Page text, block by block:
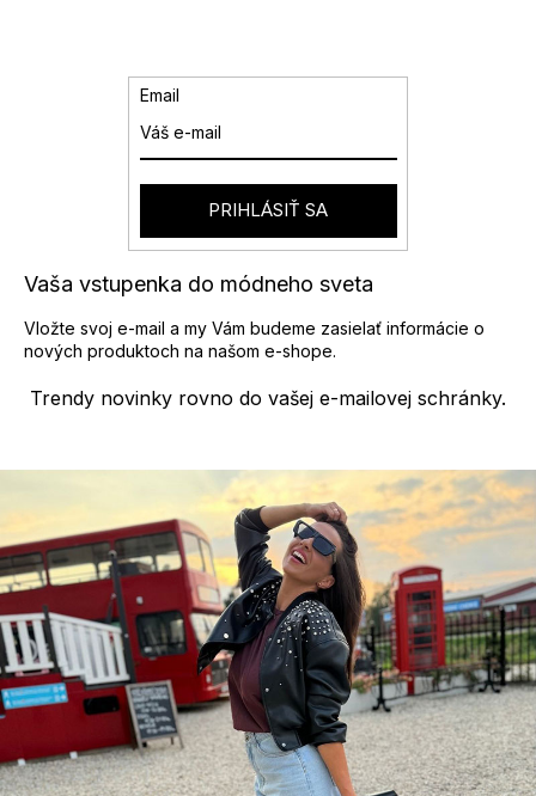
Trendy novinky rovno do vašej e-mailovej schránky.
Vaša vstupenka do módneho sveta
Vložte svoj e-mail a my Vám budeme zasielať informácie o
nových produktoch na našom e-shope.
Email
PRIHLÁSIŤ SA